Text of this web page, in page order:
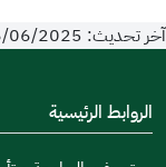
آخر تحديث: 26/06/2025 - 11:32
الروابط الرئيسية